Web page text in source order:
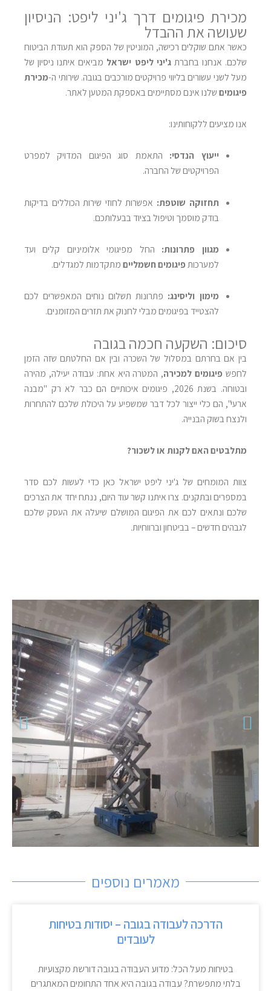
מכירת פיגומים דרך ג'יני ליפט: הניסיון
שעושה את ההבדל
כאשר אתם שוקלים רכישה, המוניטין של הספק הוא תעודת הביטוח
שלכם. אנחנו בחברתג'יני ליפט ישראל מביאים איתנו ניסיון של
מעל לשני עשורים בליווי פרויקטים מורכבים בגובה. שירותי ה-מכירת
פיגומים שלנו אינם מסתיימים באספקת המטען לאתר.
אנו מציעים ללקוחותינו:
ייעוץ הנדסי: התאמת סוג הפיגום המדויק למפרט
הפרויקטים של החברה.
תחזוקה שוטפת: אפשרות לחוזי שירות הכוללים בדיקות
בודק מוסמך וטיפול בציוד בבעלותכם.
מגוון פתרונות: החל מפיגומי אלומיניום קלים ועד
למערכות פיגומים חשמליים מתקדמות למגדלים.
מימון וליסינג: פתרונות תשלום נוחים המאפשרים לכם
להצטייד בפיגומים מבלי לחנוק את תזרים המזומנים.
סיכום: השקעה חכמה בגובה
בין אם בחרתם במסלול של השכרה ובין אם החלטתם שזה הזמן
לחפש פיגומים למכירה, המטרה היא אחת: עבודה יעילה, מהירה
ובטוחה. בשנת 2026, פיגומים איכותיים הם כבר לא רק "מבנה
ארעי", הם כלי ייצור לכל דבר שמשפיע על היכולת שלכם להתחרות
ולנצח בשוק הבנייה.
מתלבטים האם לקנות או לשכור?
צוות המומחים של ג'יני ליפט ישראל כאן כדי לעשות לכם סדר
במספרים ובתקנים. צרו איתנו קשר עוד היום, ננתח יחד את הצרכים
שלכם ונתאים לכם את הפיגום המושלם שיעלה את העסק שלכם
לגבהים חדשים – בביטחון וברווחיות.
מאמרים נוספים
הדרכה לעבודה בגובה – יסודות בטיחות
לעובדים
בטיחות מעל הכל: מדוע העבודה בגובה דורשת מקצועיות
בלתי מתפשרת? עבודה בגובה היא אחד התחומים המאתגרים